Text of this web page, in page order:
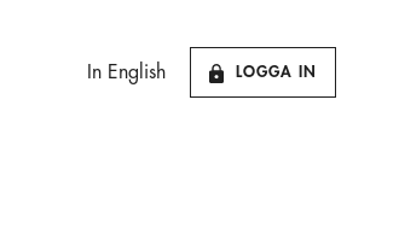
In English LOGGA IN